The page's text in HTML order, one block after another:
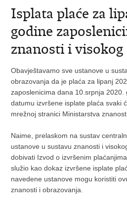
Isplata plaće za
godine
znanosti i visokog
Obavještavamo sve ustanove u
obrazovanja da je plaća za lipanj
zaposlenicima dana 10.srpnja 2020.
datumu izvršene isplate plaća svaki
mrežnoj stranici Ministarstva
Naime, prelaskom na sustav
ustanove u sustavu znanosti i
dobivati Izvod o izvršenim
služio kao dokaz izvršene isplate
navedene ustanove mogu koristiti
znanosti i obrazovanja.